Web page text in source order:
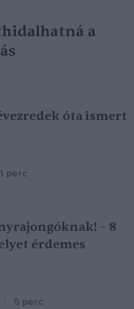
a
óta ismert
1 perc
– 8
érdemes
5 perc